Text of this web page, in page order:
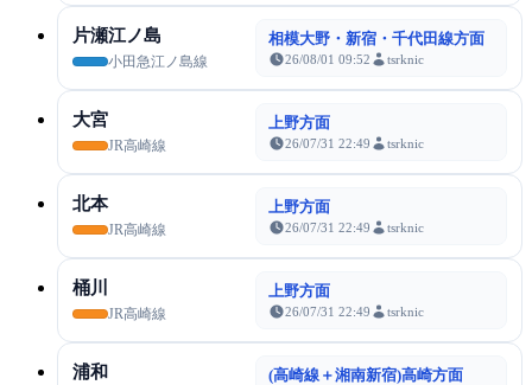
片瀬江ノ島
小田急江ノ島線
相模大野・新宿・千代田線方面
26/08/01 09:52 tsrknic
大宮
JR高崎線
上野方面
26/07/31 22:49 tsrknic
北本
JR高崎線
上野方面
26/07/31 22:49 tsrknic
桶川
JR高崎線
上野方面
26/07/31 22:49 tsrknic
浦和 (高崎線＋湘南新宿)高崎方面